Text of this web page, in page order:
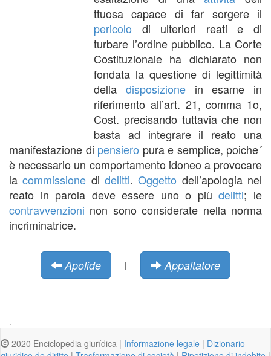
ttuosa capace di far sorgere il
pericolo di ulteriori reati e di
turbare l’ordine pubblico. La Corte
Costituzionale ha dichiarato non
fondata la questione di legittimità
della disposizionein esame in
riferimento all’art. 21, comma 1o,
Cost. precisando tuttavia che non
basta ad integrare il reato una
manifestazione di pensiero pura e semplice, poiche´
è necessario un comportamento idoneo a provocare
lacommissione didelitti.Oggetto dell’apologia nel
reato in parola deve essere uno o piùdelitti; le
contravvenzioni non sono considerate nella norma
incriminatrice.
Apolide | Appaltatore
.
2020 Enciclopedia giurídica | Informazione legale | Dizionario